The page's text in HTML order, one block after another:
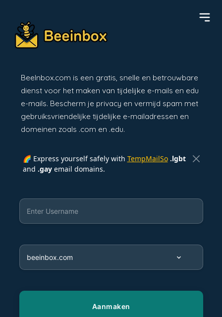
BeeInbox.com is een gratis, snelle en betrouwbare
dienst voor het maken van tijdelijke e-mails en edu
e-mails. Bescherm je privacy en vermijd spam met
gebruiksvriendelijke tijdelijke e-mailadressen en
domeinen zoals .com en .edu.
🌈 Express yourself safely with TempMailSo .lgbt
and .gayemail domains.